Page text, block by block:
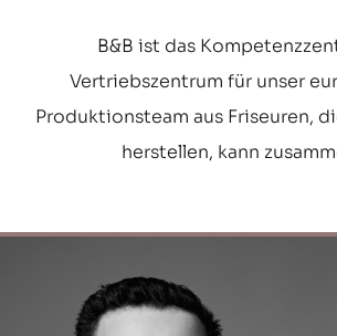
B&B ist das
Vertriebszentrum für unser
Produktionsteam aus Friseuren,
herstellen, kann